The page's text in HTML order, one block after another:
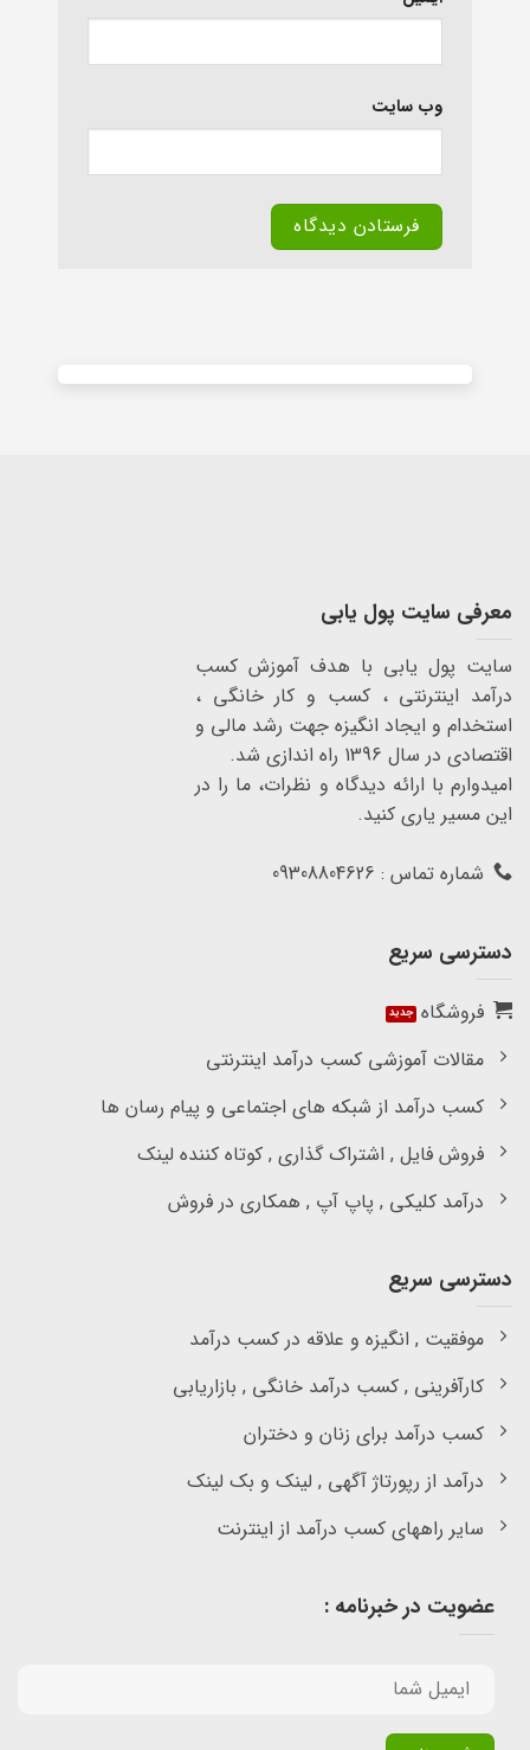
وب‌ سایت
معرفی سایت پول یابی
سایت پول یابی با هدف آموزش کسب
درآمد اینترنتی ، کسب و کار خانگی ،
استخدام و ایجاد انگیزه جهت رشد مالی و
اقتصادی در سال 1396 راه اندازی شد.
امیدوارم با ارائه دیدگاه و نظرات، ما را در
این مسیر یاری کنید.
شماره تماس : 09308804626
دسترسی سریع
فروشگاه
مقالات آموزشی کسب درآمد اینترنتی
کسب درآمد از شبکه های اجتماعی و پیام رسان ها
فروش فایل , اشتراک گذاری , کوتاه کننده لینک
درآمد کلیکی , پاپ آپ , همکاری در فروش
دسترسی سریع
موفقیت , انگیزه و علاقه در کسب درآمد
کارآفرینی , کسب درآمد خانگی , بازاریابی
کسب درآمد برای زنان و دختران
درآمد از رپورتاژ آگهی , لینک و بک لینک
سایر راههای کسب درآمد از اینترنت
عضویت در خبرنامه :